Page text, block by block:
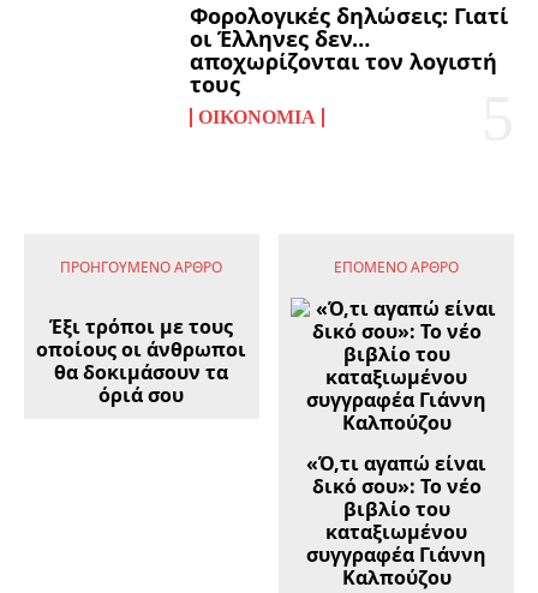
Φορολογικές δηλώσεις: Γιατί
οι Έλληνες δεν…
αποχωρίζονται τον λογιστή
τους
ΟΙΚΟΝΟΜΊΑ
ΠΡΟΗΓΟΎΜΕΝΟ ΆΡΘΡΟ
Έξι τρόποι με τους
οποίους οι άνθρωποι
θα δοκιμάσουν τα
όριά σου
ΕΠΌΜΕΝΟ ΆΡΘΡΟ
«Ό,τι αγαπώ είναι
δικό σου»: Το νέο
βιβλίο του
καταξιωμένου
συγγραφέα Γιάννη
Καλπούζου